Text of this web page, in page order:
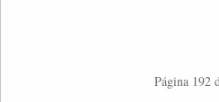
Página 192